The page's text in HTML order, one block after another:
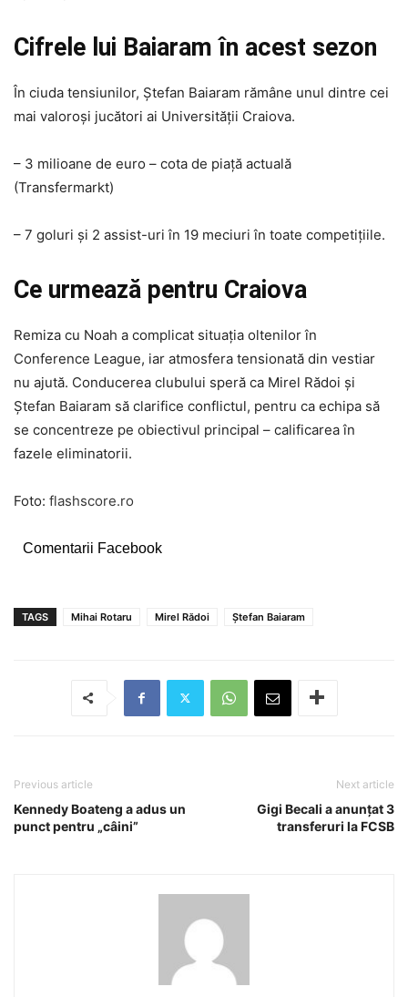
Cifrele lui Baiaram în acest sezon
În ciuda tensiunilor, Ștefan Baiaram rămâne unul dintre cei
mai valoroși jucători ai Universității Craiova.
– 3 milioane de euro – cota de piață actuală
(Transfermarkt)
– 7 goluri și 2 assist-uri în 19 meciuri în toate competițiile.
Ce urmează pentru Craiova
Remiza cu Noah a complicat situația oltenilor în
Conference League, iar atmosfera tensionată din vestiar
nu ajută. Conducerea clubului speră ca Mirel Rădoi și
Ștefan Baiaram să clarifice conflictul, pentru ca echipa să
se concentreze pe obiectivul principal – calificarea în
fazele eliminatorii.
Foto: flashscore.ro
Comentarii Facebook
TAGS Mihai Rotaru Mirel Rădoi Ştefan Baiaram
Previous article
Kennedy Boateng a adus un
punct pentru „câini”
Next article
Gigi Becali a anunțat 3
transferuri la FCSB